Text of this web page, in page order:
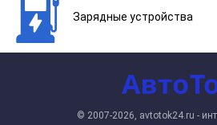
Зарядные устройства
© 2007-2026, avtotok24.ru -